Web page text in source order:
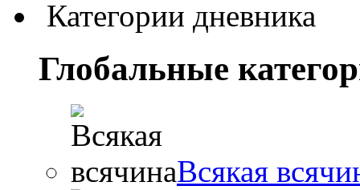
Категории дневника
Глобальные
Всякая